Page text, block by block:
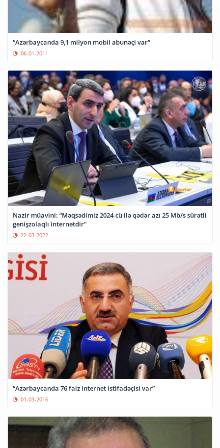
“Azərbaycanda 9,1 milyon mobil abunəçi var”
06-01-2011
Nazir müavini: “Məqsədimiz 2024-cü ilə qədər azı 25 Mb/s sürətli
genişzolaqlı internetdir"
22-03-2022
“Azərbaycanda 76 faiz internet istifadəçisi var”
01-03-2016